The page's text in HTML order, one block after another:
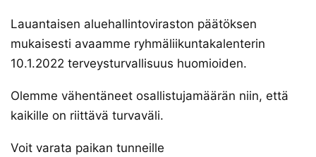
Lauantaisen aluehallintoviraston päätöksen
mukaisesti avaamme ryhmäliikuntakalenterin
10.1.2022 terveysturvallisuus huomioiden.
Olemme vähentäneet osallistujamäärän niin, että
kaikille on riittävä turvaväli.
Voit varata paikan tunneille